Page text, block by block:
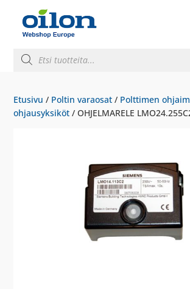
search
Etusivu / Poltin varaosat / Polttimen
ohjausyksiköt / OHJELMARELE